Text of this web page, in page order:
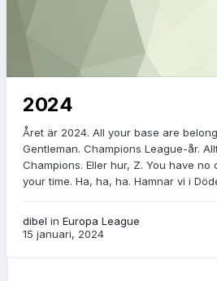
2024
Året är 2024. All your base are
Gentleman. Champions League-år.
Champions. Eller hur, Z. You have
your time. Ha, ha, ha. Hamnar vi i
dibel in Europa League
15 januari, 2024